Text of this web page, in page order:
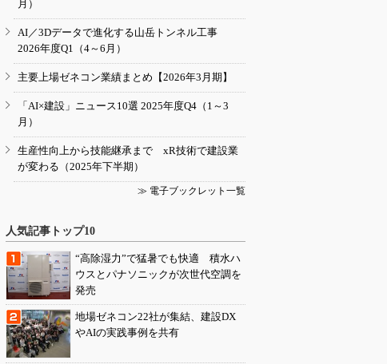
月）
AI／3Dデータで進化する山岳トンネル工事
2026年度Q1（4～6月）
主要上場ゼネコン業績まとめ【2026年3月期】
「AI×建設」ニュース10選 2025年度Q4（1～3
月）
生産性向上から技能継承まで xR技術で建設業
が変わる（2025年下半期）
≫ 電子ブックレット一覧
人気記事トップ10
“高除湿力”で猛暑でも快適 積水ハ
ウスとパナソニックが次世代空調を
発売
地場ゼネコン22社が集結、建設DX
やAIの実践事例を共有